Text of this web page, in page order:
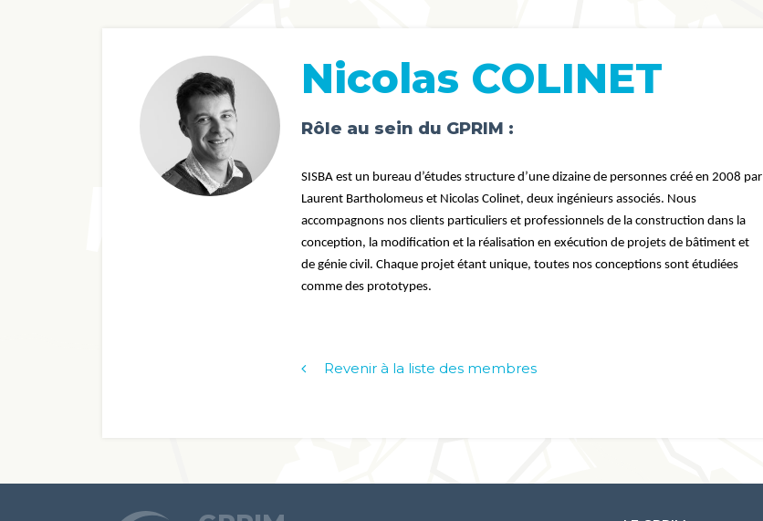
Nicolas COLINET
Rôle au sein du GPRIM :
SISBA est un bureau d’études structure d’une dizaine de personnes créé en 2008 par
Laurent Bartholomeus et Nicolas Colinet, deux ingénieurs associés. Nous
accompagnons nos clients particuliers et professionnels de la construction dans la
conception, la modification et la réalisation en exécution de projets de bâtiment et
de génie civil. Chaque projet étant unique, toutes nos conceptions sont étudiées
comme des prototypes.
Revenir à la liste des membres